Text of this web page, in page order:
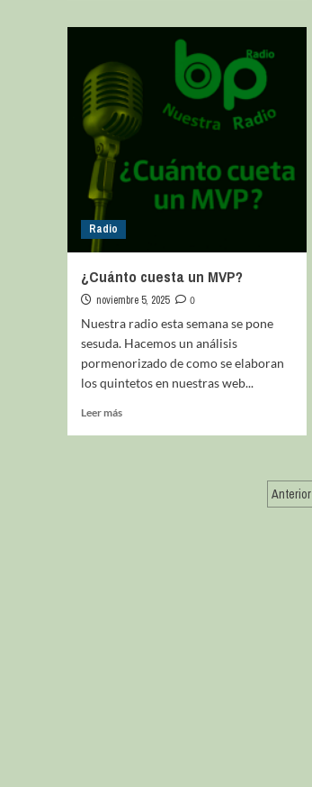
Radio
¿Cuánto cuesta un MVP?
noviembre 5, 2025
0
Nuestra radio esta semana se pone
sesuda. Hacemos un análisis
pormenorizado de como se elaboran
los quintetos en nuestras web...
Leer más
Anterior